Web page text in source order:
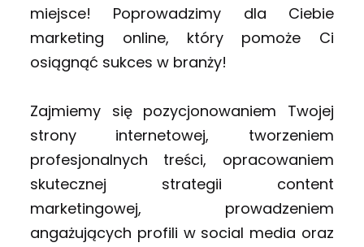
miejsce! Poprowadzimy dla Ciebie
marketing online, który pomoże Ci
osiągnąć sukces w branży!
Zajmiemy się pozycjonowaniem Twojej
strony internetowej, tworzeniem
profesjonalnych treści, opracowaniem
skutecznej strategii content
marketingowej, prowadzeniem
angażujących profili w social media oraz